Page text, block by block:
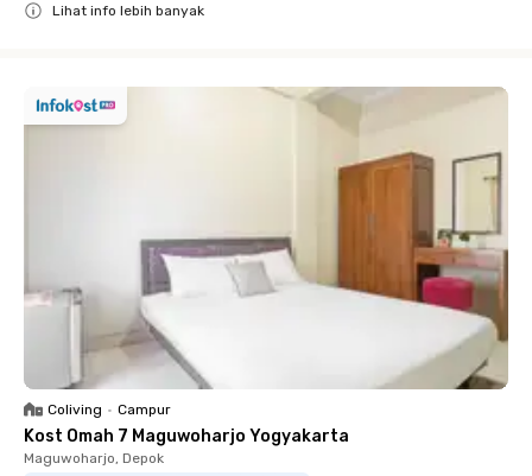
Lihat info lebih banyak
Coliving • Campur
Kost Omah 7 Maguwoharjo Yogyakarta
Maguwoharjo, Depok